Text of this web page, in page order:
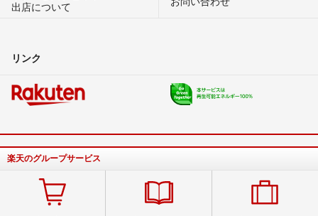
出店について
リンク
楽天のグループサービス